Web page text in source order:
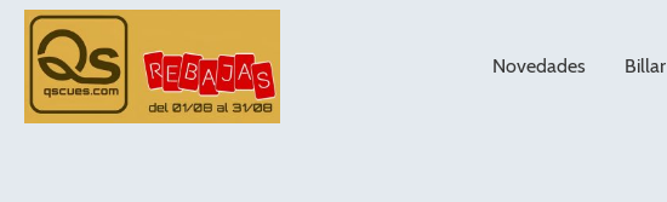
Novedades Billar